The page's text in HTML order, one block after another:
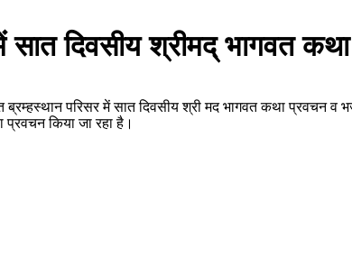
सात दिवसीय श्रीमद् भागवत
परिसर में सात दिवसीय श्री मद भागवत कथा प्रवचन
किया जा रहा है।